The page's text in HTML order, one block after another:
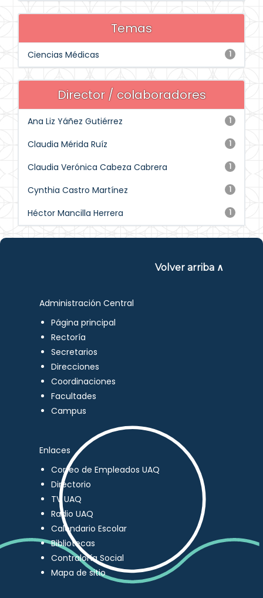
Temas
1
Ciencias Médicas
Director / colaboradores
1
Ana Liz Yáñez Gutiérrez
1
Claudia Mérida Ruíz
1
Claudia Verónica Cabeza Cabrera
1
Cynthia Castro Martínez
1
Héctor Mancilla Herrera
Volver arriba ∧
Administración Central
Página principal
Rectoría
Secretarios
Direcciones
Coordinaciones
Facultades
Campus
Enlaces
Correo de Empleados UAQ
Directorio
TV UAQ
Radio UAQ
Calendario Escolar
Bibliotecas
Contraloría Social
Mapa de sitio